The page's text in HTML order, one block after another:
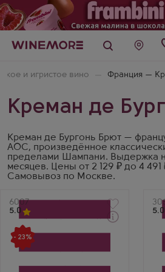
и игристое вино Франция —
Креман де
Креман де Бургонь Брют —
AOC, произведённое
пределами Шампани. Выдержка
месяцев. Цены от 2 129 ₽ до 4
Самовывоз по Москве.
Артикул
6007
5.0
- 23%
Через 1-2 дня
Белое Брют Игристое
вино
Креман де Бургонь Брют
5.0